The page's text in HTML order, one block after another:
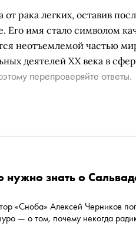
от рака легких, оставив
Его имя стало символом
неотъемлемой частью
деятелей XX века в
перепроверяйте ответы.
нужно знать о
«Сноба» Алексей Черников
— о том, почему некогда